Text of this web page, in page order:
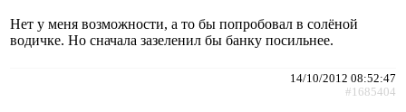
Нет у меня возможности, а то бы попробовал в солёной
водичке. Но сначала зазеленил бы банку посильнее.
14/10/2012 08:52:47
#1685404